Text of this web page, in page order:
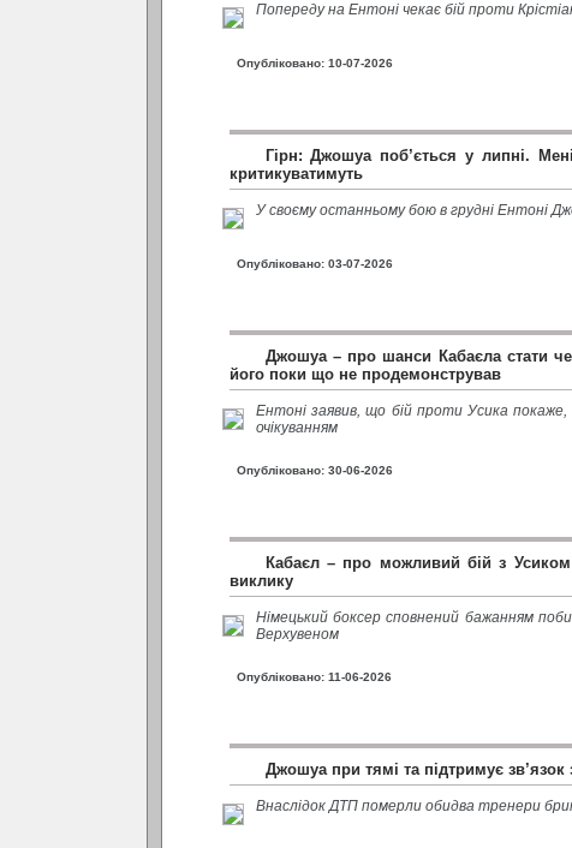
Попереду на Ентоні чекає бій проти
Опубліковано: 10-07-2026
Гірн: Джошуа поб’ється у липні.
критикуватимуть
У своєму останньому бою в грудні Ентоні
Опубліковано: 03-07-2026
Джошуа – про шанси Кабаєла стати
його поки що не продемонстрував
Ентоні заявив, що бій проти Усика покаже,
очікуванням
Опубліковано: 30-06-2026
Кабаєл – про можливий бій з
виклику
Німецький боксер сповнений бажанням
Верхувеном
Опубліковано: 11-06-2026
Джошуа при тямі та підтримує зв’язок
Внаслідок ДТП померли обидва тренери